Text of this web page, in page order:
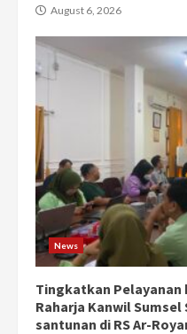
August 6, 2026
News
Tingkatkan Pelayanan
Raharja Kanwil
santunan di RS Ar-